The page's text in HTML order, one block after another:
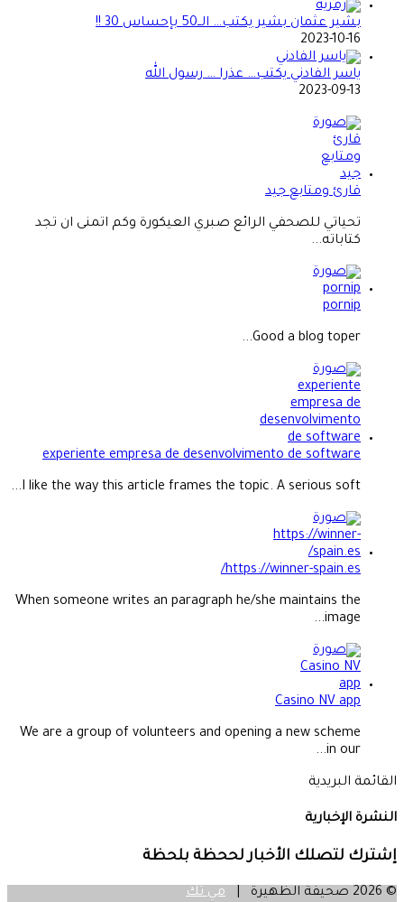
بشير عثمان بشير يكتب… الــ50 بإحساس 30 !!
2023-10-16
ياسر الفادني يكتب… عذرا … رسول الله
2023-09-13
قارئ ومتابع جيد
تحياتي للصحفي الرائع صبري العيكورة وكم اتمنى ان تجد
كتاباته...
pornip
Good a blog toper...
experiente empresa de desenvolvimento de software
I like the way this article frames the topic. A serious soft...
https://winner-spain.es/
When someone writes an paragraph he/she maintains the
image...
Casino NV app
We are a group of volunteers and opening a new scheme
in our...
القائمة البريدية
النشرة الإخبارية
إشترك لتصلك الأخبار لححظة بلحظة
© 2026 صحيفة الظهيرة | مي تك